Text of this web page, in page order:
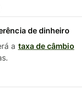
de dinheiro
a taxa de câmbio